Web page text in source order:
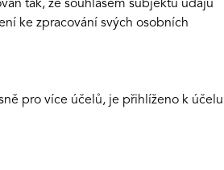
tak, že souhlasem subjektu údajů
ke zpracování svých osobních
pro více účelů, je přihlíženo k účelu